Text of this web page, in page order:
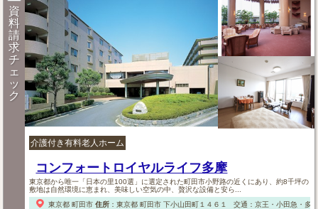
資
料
請
求
チ
ェ
ッ
ク
介護付き有料老人ホーム
コンフォートロイヤルライフ多摩
東京都から唯一「日本の里100選」に選定された町田市小野路の近くにあり、約8千坪の
敷地は自然環境に恵まれ、美味しい空気の中、贅沢な設備と安ら...
東京都 町田市 住所： 東京都 町田市下小山田町１４６１ 交通：京王・小田急・多